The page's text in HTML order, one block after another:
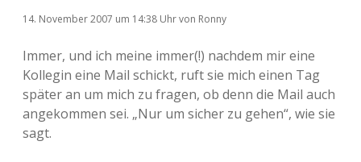
14. November 2007 um 14:38 Uhrvon Ronny
Immer, und ich meine immer(!) nachdem mir eine
Kollegin eine Mail schickt, ruft sie mich einen Tag
später an um mich zu fragen, ob denn die Mail auch
angekommen sei. „Nur um sicher zu gehen“, wie sie
sagt.